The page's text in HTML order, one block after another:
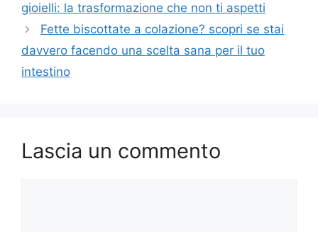
gioielli: la trasformazione che non ti aspetti
Fette biscottate a colazione? scopri se stai
davvero facendo una scelta sana per il tuo
intestino
Lascia un commento